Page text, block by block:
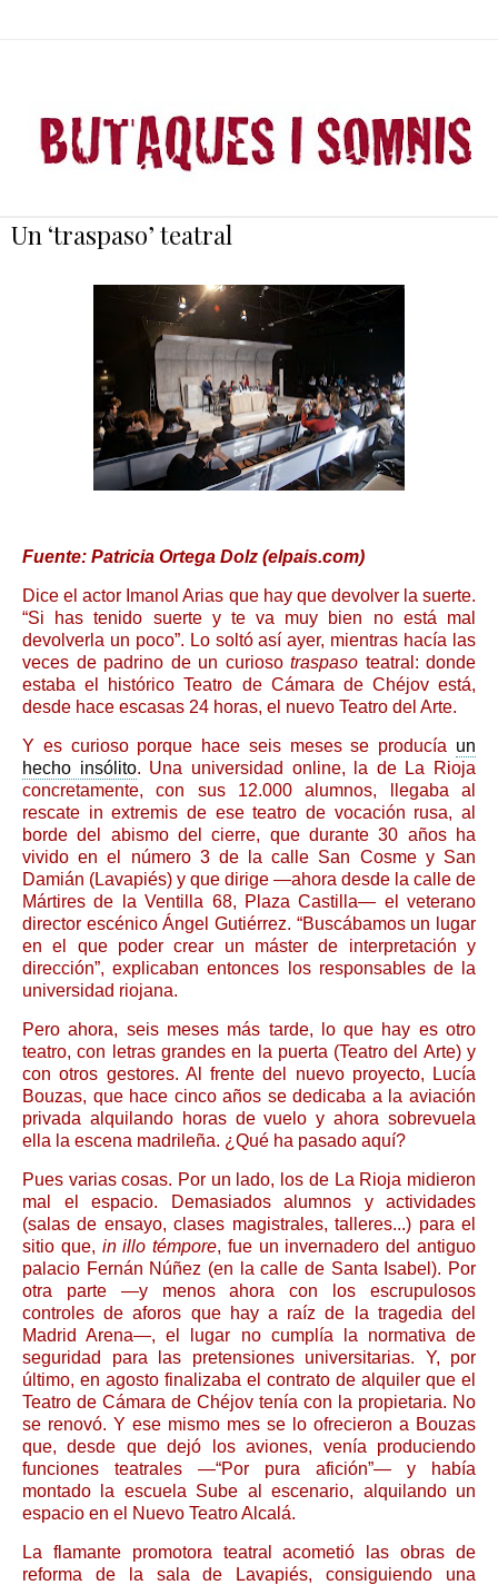
Un ‘traspaso’ teatral
Fuente: Patricia Ortega Dolz (elpais.com)
Dice el actor Imanol Arias que hay que devolver la suerte.
“Si has tenido suerte y te va muy bien no está mal
devolverla un poco”. Lo soltó así ayer, mientras hacía las
veces de padrino de un curioso traspaso teatral: donde
estaba el histórico Teatro de Cámara de Chéjov está,
desde hace escasas 24 horas, el nuevo Teatro del Arte.
Y es curioso porque hace seis meses se producía un
hecho insólito. Una universidad online, la de La Rioja
concretamente, con sus 12.000 alumnos, llegaba al
rescate in extremis de ese teatro de vocación rusa, al
borde del abismo del cierre, que durante 30 años ha
vivido en el número 3 de la calle San Cosme y San
Damián (Lavapiés) y que dirige —ahora desde la calle de
Mártires de la Ventilla 68, Plaza Castilla— el veterano
director escénico Ángel Gutiérrez. “Buscábamos un lugar
en el que poder crear un máster de interpretación y
dirección”, explicaban entonces los responsables de la
universidad riojana.
Pero ahora, seis meses más tarde, lo que hay es otro
teatro, con letras grandes en la puerta (Teatro del Arte) y
con otros gestores. Al frente del nuevo proyecto, Lucía
Bouzas, que hace cinco años se dedicaba a la aviación
privada alquilando horas de vuelo y ahora sobrevuela
ella la escena madrileña. ¿Qué ha pasado aquí?
Pues varias cosas. Por un lado, los de La Rioja midieron
mal el espacio. Demasiados alumnos y actividades
(salas de ensayo, clases magistrales, talleres...) para el
sitio que, in illo témpore, fue un invernadero del antiguo
palacio Fernán Núñez (en la calle de Santa Isabel). Por
otra parte —y menos ahora con los escrupulosos
controles de aforos que hay a raíz de la tragedia del
Madrid Arena—, el lugar no cumplía la normativa de
seguridad para las pretensiones universitarias. Y, por
último, en agosto finalizaba el contrato de alquiler que el
Teatro de Cámara de Chéjov tenía con la propietaria. No
se renovó. Y ese mismo mes se lo ofrecieron a Bouzas
que, desde que dejó los aviones, venía produciendo
funciones teatrales —“Por pura afición”— y había
montado la escuela Sube al escenario, alquilando un
espacio en el Nuevo Teatro Alcalá.
La flamante promotora teatral acometió las obras de
reforma de la sala de Lavapiés, consiguiendo una